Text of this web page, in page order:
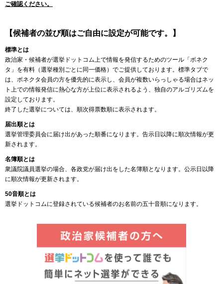
ご確認ください。
【候補者の並び順はご自由に設定が可能です。】
標準とは
政治家・候補者が選挙ドットコム上で情報を発信するためのツール「ボネク
タ」を有料（選挙種別ごとに同一価格）でご提供しております。標準タブで
は、ボネクタ会員の方を優先的に表示し、会員が複数いらっしゃる場合はネッ
ト上での情報発信に熱心な方が上位に表示されるよう、独自のアルゴリズムを
設定しております。
終了した選挙については、順次得票数順に表示されます。
届出順とは
選挙管理委員会に届け出があった順番になります。告示日以降に順次情報が更
新されます。
名簿順とは
衆議院議員選挙の場合、各政党が届け出をした名簿順となります。公示日以降
に順次情報が更新されます。
50音順とは
選挙ドットコムに登録されている候補者のお名前の五十音順になります。